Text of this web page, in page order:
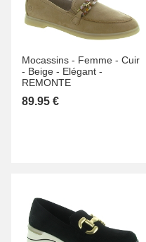
Mocassins - Femme - Cuir
- Beige - Elégant -
REMONTE
89.95 €